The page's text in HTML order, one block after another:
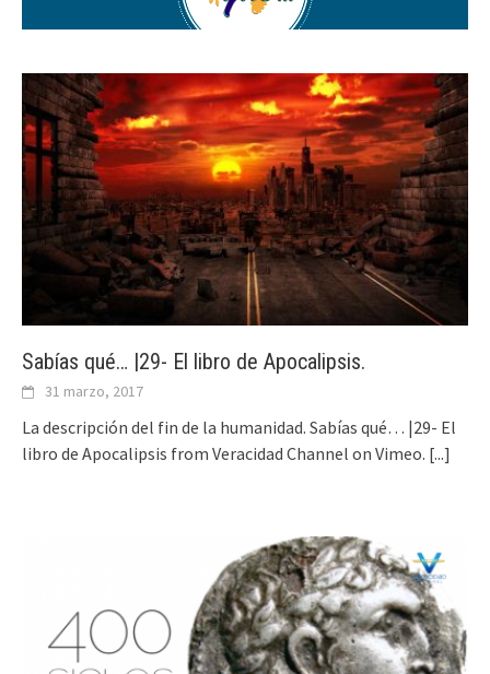
Sabías qué… |29- El libro de Apocalipsis.
31 marzo, 2017
La descripción del fin de la humanidad. Sabías qué… |29- El
libro de Apocalipsis from Veracidad Channel on Vimeo. [...]